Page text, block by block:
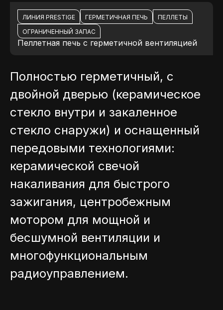
ЛИНИЯ PRESTIGE ГЕРМЕТИЧНАЯ ПЕЧЬ
ПЕЛЛЕТЫ
ОГРАНИЧЕННЫЙ ЗАПАС
Пеллетная печь с герметичной вентиляцией
Полностью герметичный, с
двойной дверью (керамическое
стекло внутри и закаленное
стекло снаружи) и оснащенный
передовыми технологиями:
керамической свечой
накаливания для быстрого
зажигания, центробежным
мотором для мощной и
бесшумной вентиляции и
многофункциональным
радиоуправлением.